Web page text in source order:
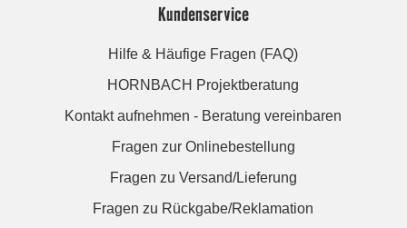
Kundenservice
Hilfe & Häufige Fragen (FAQ)
HORNBACH Projektberatung
Kontakt aufnehmen - Beratung vereinbaren
Fragen zur Onlinebestellung
Fragen zu Versand/Lieferung
Fragen zu Rückgabe/Reklamation